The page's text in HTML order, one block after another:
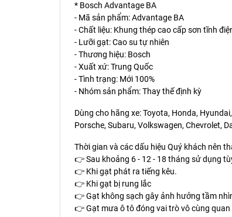
* Bosch Advantage BA
- Mã sản phẩm: Advantage BA
- Chất liệu: Khung thép cao cấp sơn tĩnh
- Lưỡi gạt: Cao su tự nhiên
- Thương hiệu: Bosch
- Xuất xứ: Trung Quốc
- Tình trạng: Mới 100%
- Nhóm sản phẩm: Thay thế định kỳ
Dùng cho hãng xe: Toyota, Honda,
Porsche, Subaru, Volkswagen, Chevrolet,
Thời gian và các dấu hiệu Quý khách nên
👉 Sau khoảng 6 - 12 - 18 tháng sử dụng
👉 Khi gạt phát ra tiếng kêu.
👉 Khi gạt bị rung lắc
👉 Gạt không sạch gây ảnh hưởng tầm
👉 Gạt mưa ô tô đóng vai trò vô cùng